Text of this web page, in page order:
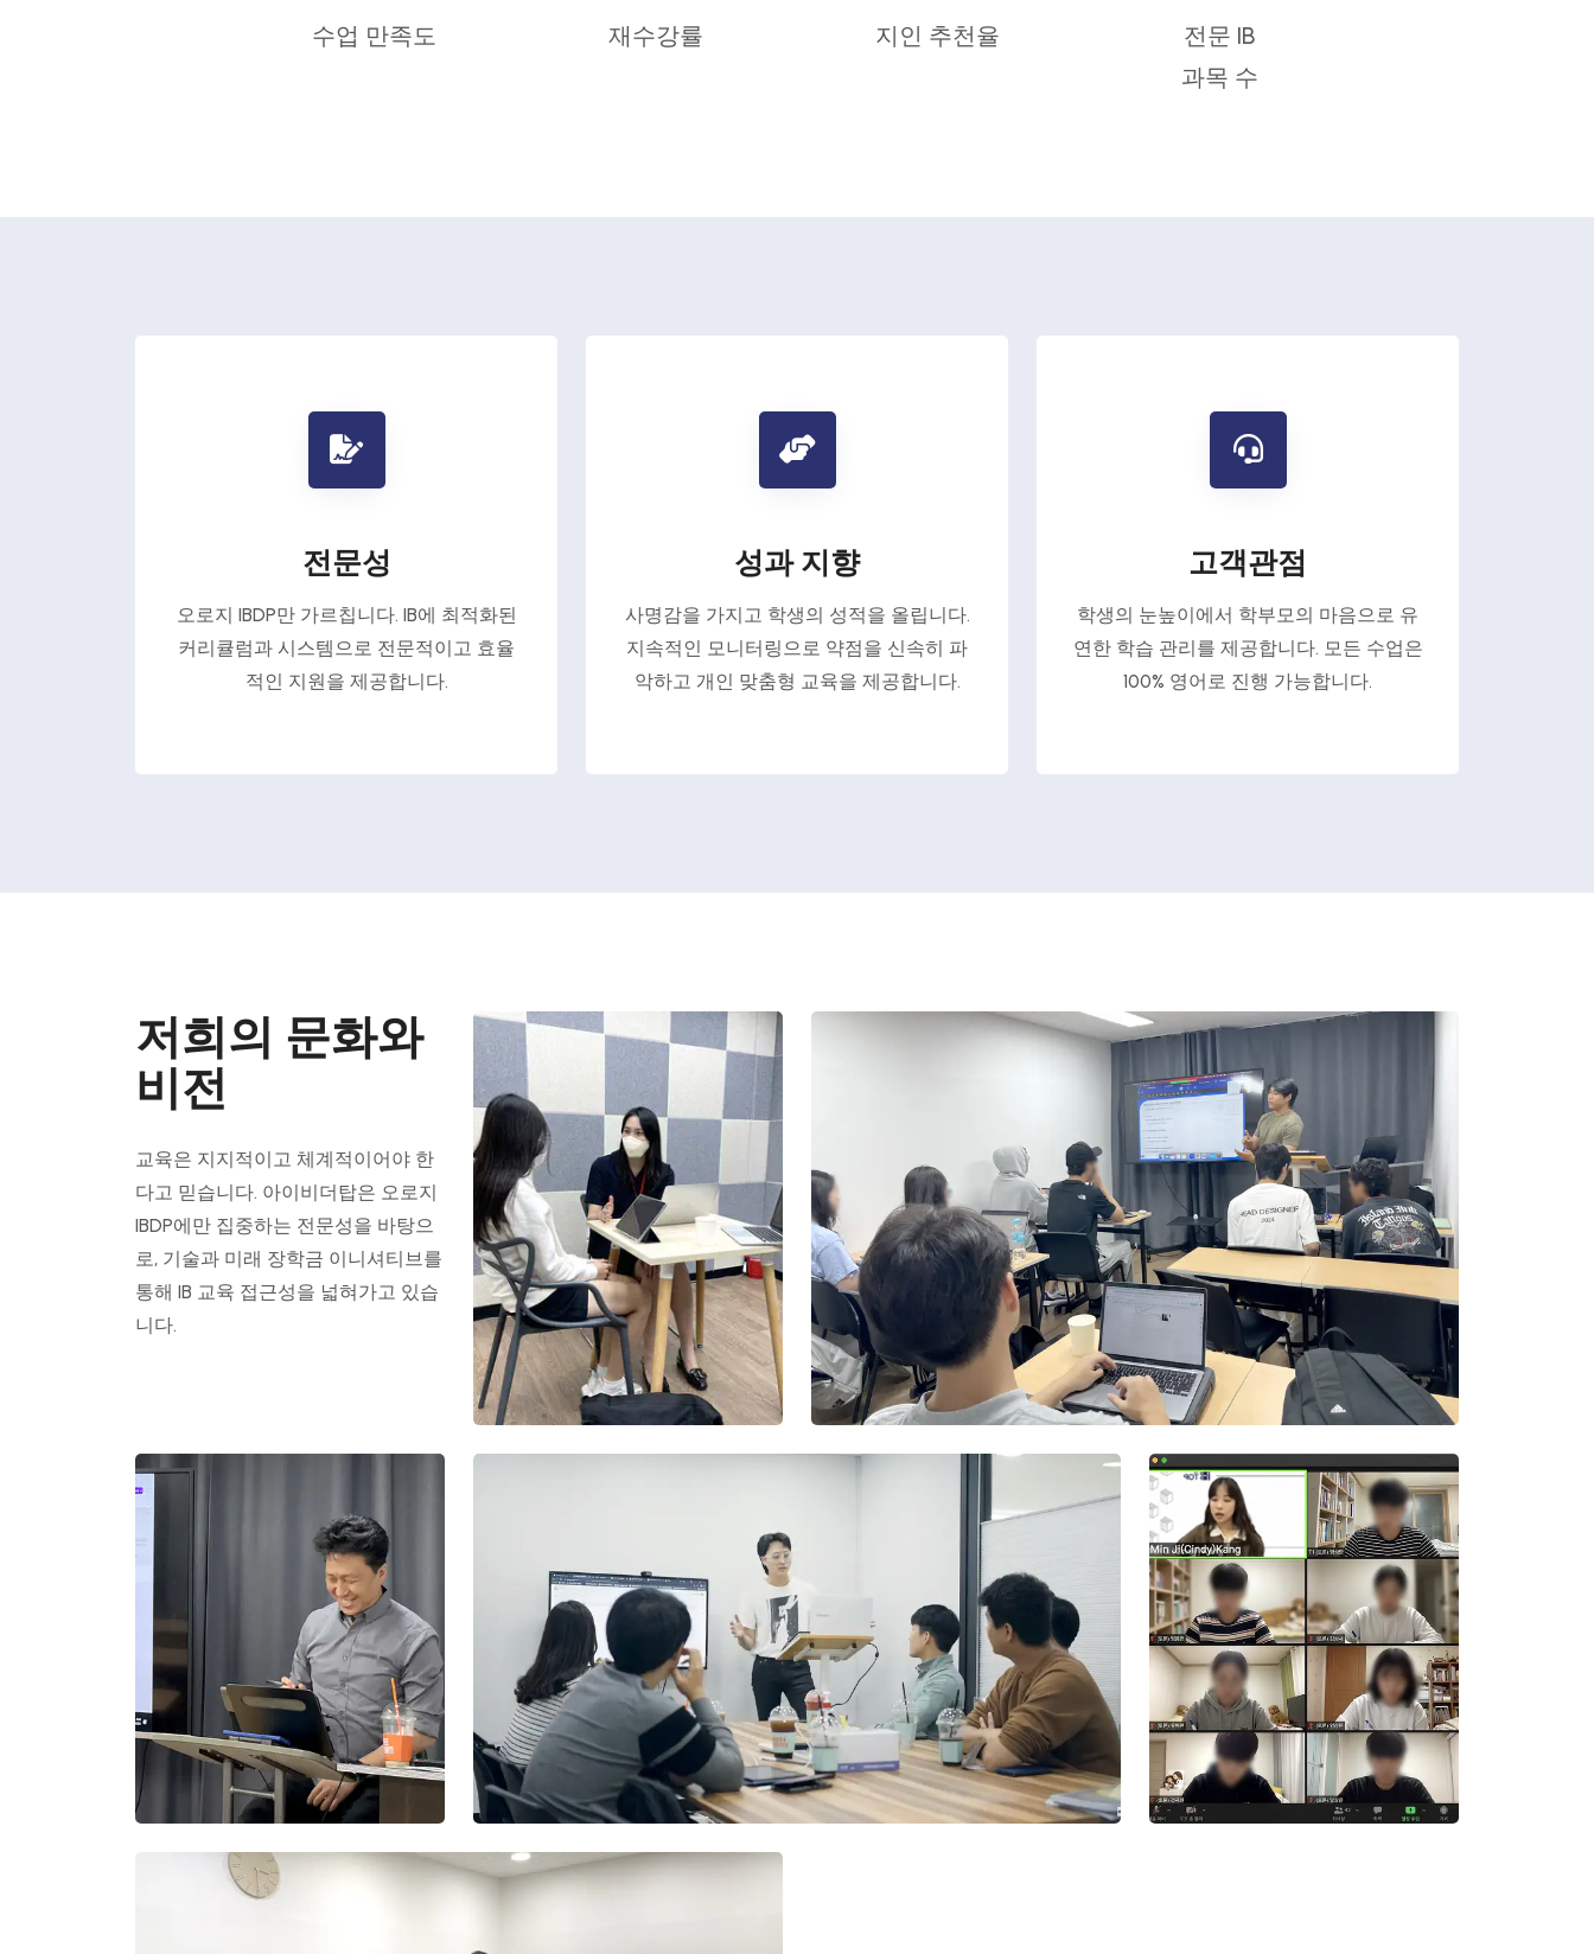
수업 만족도 재수강률 지인 추천율
전문 IB
과목 수
전문성
오로지 IBDP만 가르칩니다. IB에 최적화된
커리큘럼과 시스템으로 전문적이고 효율
적인 지원을 제공합니다.
성과 지향
사명감을 가지고 학생의 성적을 올립니다.
지속적인 모니터링으로 약점을 신속히 파
악하고 개인 맞춤형 교육을 제공합니다.
고객관점
학생의 눈높이에서 학부모의 마음으로 유
연한 학습 관리를 제공합니다. 모든 수업은
100% 영어로 진행 가능합니다.
저희의 문화와
비전
교육은 지지적이고 체계적이어야 한
다고 믿습니다. 아이비더탑은 오로지
IBDP에만 집중하는 전문성을 바탕으
로, 기술과 미래 장학금 이니셔티브를
통해 IB 교육 접근성을 넓혀가고 있습
니다.